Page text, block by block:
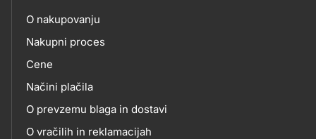
eshop
O nakupovanju
Nakupni proces
Cene
Načini plačila
O prevzemu blaga in dostavi
O vračilih in reklamacijah